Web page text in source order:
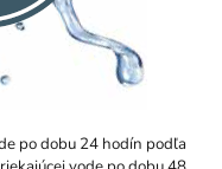
po dobu 24 hodín podľa